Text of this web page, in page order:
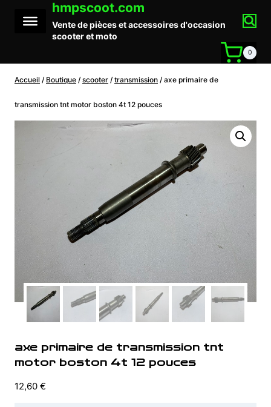
contenu
hmpscoot.com
Vente de pièces et accessoires d'occasion
scooter et moto
0
Accueil / Boutique / scooter / transmission / axe primaire de
transmission tnt motor boston 4t 12 pouces
axe primaire de transmission tnt
motor boston 4t 12 pouces
12,60 €